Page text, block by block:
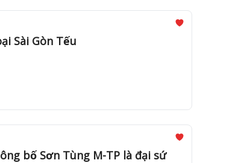
Sài Gòn Tếu
bố Sơn Tùng M-TP là đại sứ